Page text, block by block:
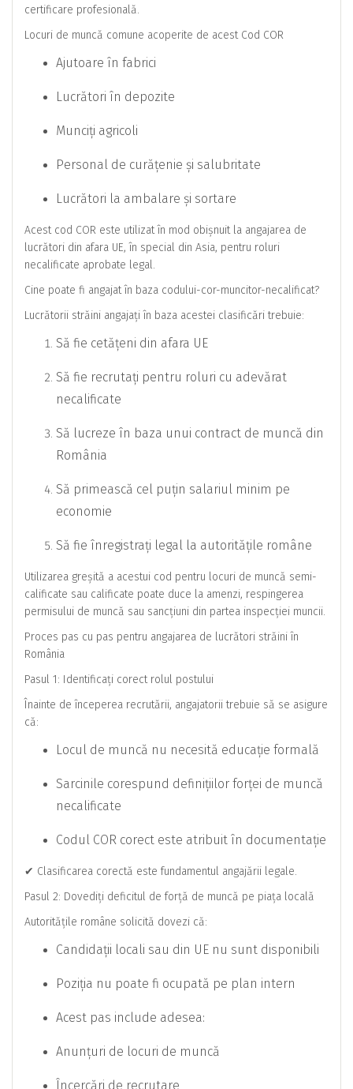
certificare profesională.
Locuri de muncă comune acoperite de acest Cod COR
Ajutoare în fabrici
Lucrători în depozite
Munciți agricoli
Personal de curățenie și salubritate
Lucrători la ambalare și sortare
Acest cod COR este utilizat în mod obișnuit la angajarea de
lucrători din afara UE, în special din Asia, pentru roluri
necalificate aprobate legal.
Cine poate fi angajat în baza codului-cor-muncitor-necalificat?
Lucrătorii străini angajați în baza acestei clasificări trebuie:
Să fie cetățeni din afara UE
Să fie recrutați pentru roluri cu adevărat
necalificate
Să lucreze în baza unui contract de muncă din
România
Să primească cel puțin salariul minim pe
economie
Să fie înregistrați legal la autoritățile române
Utilizarea greșită a acestui cod pentru locuri de muncă semi-
calificate sau calificate poate duce la amenzi, respingerea
permisului de muncă sau sancțiuni din partea inspecției muncii.
Proces pas cu pas pentru angajarea de lucrători străini în
România
Pasul 1: Identificați corect rolul postului
Înainte de începerea recrutării, angajatorii trebuie să se asigure
că:
Locul de muncă nu necesită educație formală
Sarcinile corespund definițiilor forței de muncă
necalificate
Codul COR corect este atribuit în documentație
✔ Clasificarea corectă este fundamentul angajării legale.
Pasul 2: Dovediți deficitul de forță de muncă pe piața locală
Autoritățile române solicită dovezi că:
Candidații locali sau din UE nu sunt disponibili
Poziția nu poate fi ocupată pe plan intern
Acest pas include adesea:
Anunțuri de locuri de muncă
Încercări de recrutare